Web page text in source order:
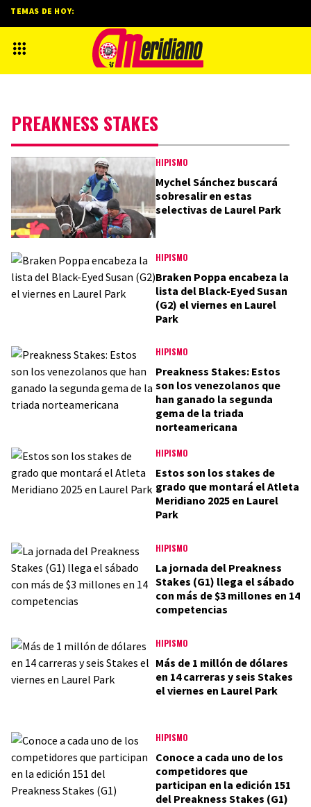
PREAKNESS STAKES
HIPISMO
Mychel Sánchez buscará
sobresalir en estas
selectivas de Laurel Park
HIPISMO
Braken Poppa encabeza la
lista del Black-Eyed Susan
(G2) el viernes en Laurel
Park
HIPISMO
Preakness Stakes: Estos
son los venezolanos que
han ganado la segunda
gema de la triada
norteamericana
HIPISMO
Estos son los stakes de
grado que montará el Atleta
Meridiano 2025 en Laurel
Park
HIPISMO
La jornada del Preakness
Stakes (G1) llega el sábado
con más de $3 millones en 14
competencias
HIPISMO
Más de 1 millón de dólares
en 14 carreras y seis Stakes
el viernes en Laurel Park
HIPISMO
Conoce a cada uno de los
competidores que
participan en la edición 151
del Preakness Stakes (G1)
TEMAS DE HOY: